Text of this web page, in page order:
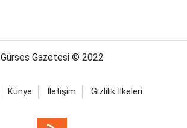
Gürses Gazetesi © 2022
Künye İletişim Gizlilik İlkeleri